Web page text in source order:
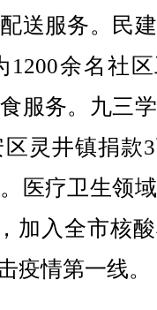
送服务。民
1200余名社
服务。九三
灵井镇捐款
医疗卫生领
加入全市核
疫情第一线。